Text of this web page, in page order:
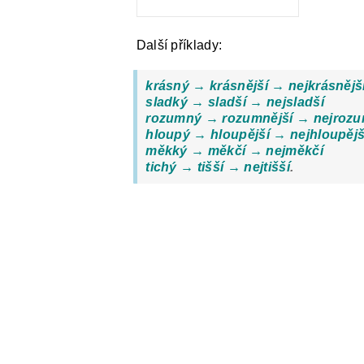
Další příklady:
krásný → krásnější →
sladký → sladší → nejsladší
rozumný → rozumnější →
hloupý → hloupější →
měkký → měkčí → nejměkčí
tichý → tišší → nejtišší.